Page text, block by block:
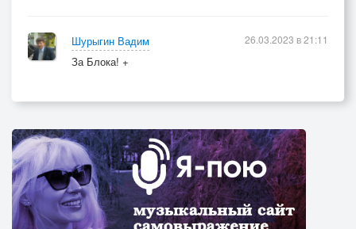
Шурыгин Вадим
За Блока! +
26.03.2023 в 21:11